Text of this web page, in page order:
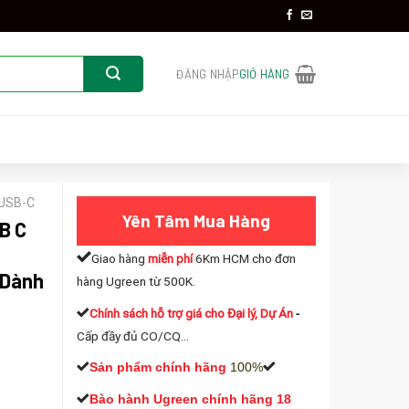
ĐĂNG NHẬPGIỎ HÀNG
C
C
+ USB 3.0 + Audio 3.5mm + PD Power Delivery 100W (Dành
Yên Tâm Mua Hàng
Giao hàng miễn phí 6Km HCM cho đơn
hàng Ugreen từ 500K.
Chính sách hỗ trợ giá cho Đại lý, Dự Án-
Cấp đầy đủ CO/CQ...
Sản phẩm chính hãng 100%
Bào hành Ugreen chính hãng 18